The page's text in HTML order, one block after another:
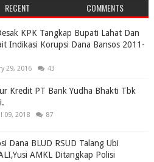
RECENT COMMENTS
KPK Tangkap Bupati Lahat Dan
Indikasi Korupsi Dana Bansos 2011-
29, 2016 43
Kredit PT Bank Yudha Bhakti Tbk
09, 2018 87
Dana BLUD RSUD Talang Ubi
AMKL Ditangkap Polisi